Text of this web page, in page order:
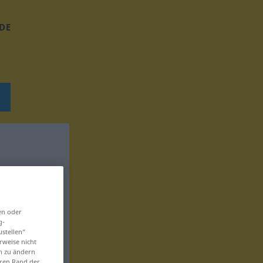
DE
oder
nicht
zu ändern